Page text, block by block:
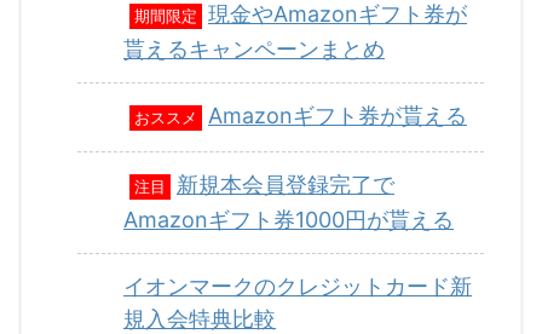
期間限定
現金やAmazonギフト券が
貰えるキャンペーンまとめ
おススメ Amazonギフト券が貰える
注目
新規本会員登録完了で
Amazonギフト券1000円が貰える
イオンマークのクレジットカード新
規入会特典比較